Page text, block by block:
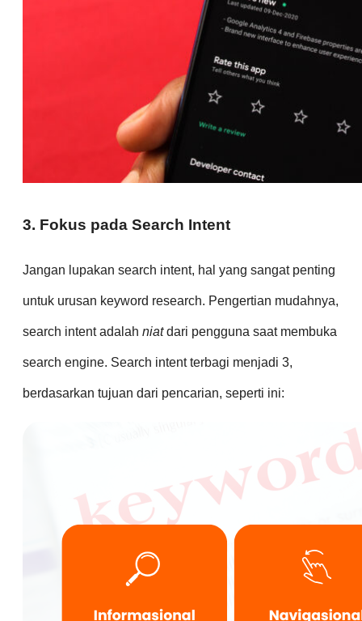
3. Fokus pada Search Intent
Jangan lupakan search intent, hal yang sangat penting
untuk urusan keyword research. Pengertian mudahnya,
search intent adalah niatdari pengguna saat membuka
search engine. Search intent terbagi menjadi 3,
berdasarkan tujuan dari pencarian, seperti ini: